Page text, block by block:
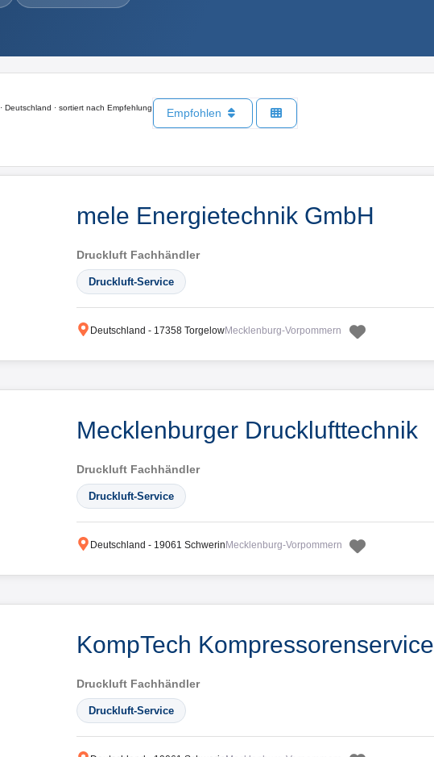
· Deutschland · sortiert nach Empfehlung Empfohlen
mele Energietechnik GmbH
Druckluft Fachhändler
Druckluft-Service
Deutschland - 17358 TorgelowMecklenburg-Vorpommern
Mecklenburger Drucklufttechnik
Druckluft Fachhändler
Druckluft-Service
Deutschland - 19061 Schwerin Mecklenburg-Vorpommern
KompTech Kompressorenservice
Druckluft Fachhändler
Druckluft-Service